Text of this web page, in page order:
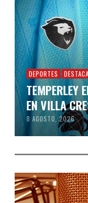
DEPORTES
TEMPERLEY
EN VILLA
8 AGOSTO, 2026